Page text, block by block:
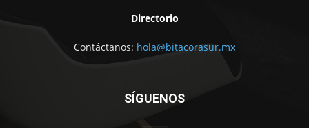
Directorio
Contáctanos: hola@bitacorasur.mx
SÍGUENOS